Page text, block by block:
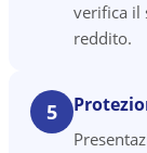
verifica il
reddito.
5